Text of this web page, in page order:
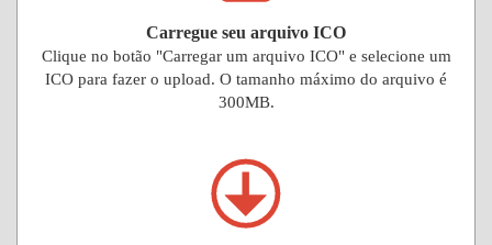
Carregue seu arquivo ICO
Clique no botão "Carregar um arquivo ICO" e selecione um
ICO para fazer o upload. O tamanho máximo do arquivo é
300MB.